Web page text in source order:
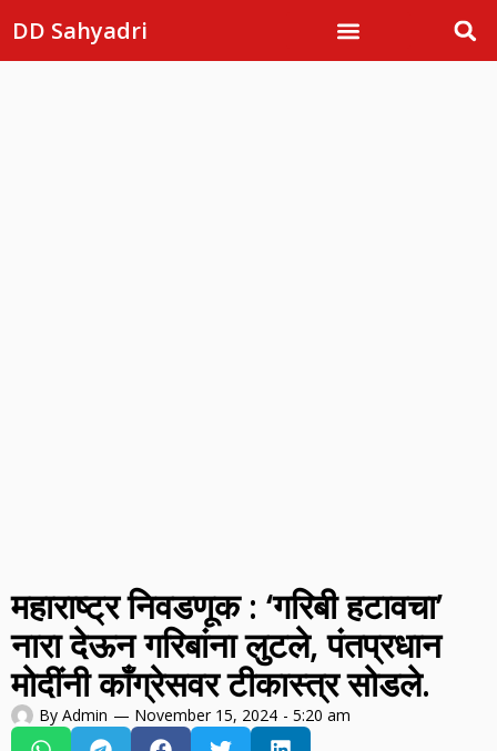
DD Sahyadri
महाराष्ट्र निवडणूक : ‘गरिबी हटावचा’
नारा देऊन गरिबांना लुटले, पंतप्रधान
मोदींनी काँग्रेसवर टीकास्त्र सोडले.
By Admin — November 15, 2024 - 5:20 am